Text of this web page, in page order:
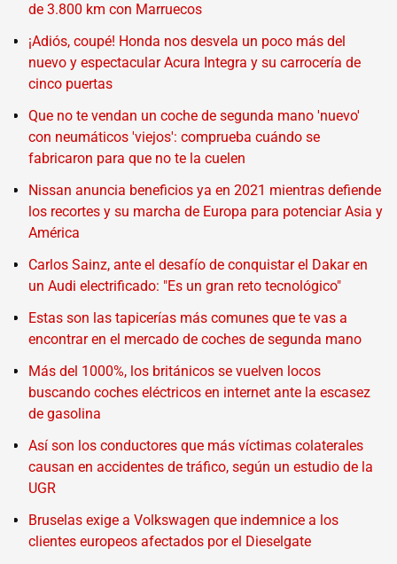
de 3.800 km con Marruecos
¡Adiós, coupé! Honda nos desvela un poco más del
nuevo y espectacular Acura Integra y su carrocería de
cinco puertas
Que no te vendan un coche de segunda mano 'nuevo'
con neumáticos 'viejos': comprueba cuándo se
fabricaron para que no te la cuelen
Nissan anuncia beneficios ya en 2021 mientras defiende
los recortes y su marcha de Europa para potenciar Asia y
América
Carlos Sainz, ante el desafío de conquistar el Dakar en
un Audi electrificado: "Es un gran reto tecnológico"
Estas son las tapicerías más comunes que te vas a
encontrar en el mercado de coches de segunda mano
Más del 1000%, los británicos se vuelven locos
buscando coches eléctricos en internet ante la escasez
de gasolina
Así son los conductores que más víctimas colaterales
causan en accidentes de tráfico, según un estudio de la
UGR
Bruselas exige a Volkswagen que indemnice a los
clientes europeos afectados por el Dieselgate